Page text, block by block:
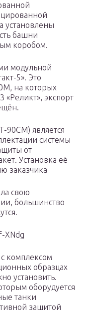
установлены
башни
коробом.
модульной
5». Это
на которых
«Реликт», экспорт
90СМ) является
системы
от
Установка её
заказчика
свою
большинство
XNdg
комплексом
образцах
установить.
оборудуется
танки
защитой